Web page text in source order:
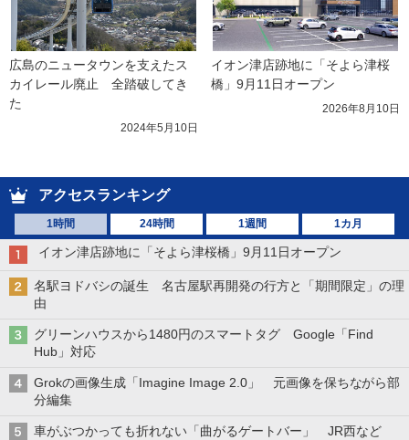
広島のニュータウンを支えたス
カイレール廃止　全踏破してき
た
2024年5月10日
イオン津店跡地に「そよら津桜
橋」9月11日オープン
2026年8月10日
アクセスランキング
1時間 24時間 1週間 1カ月
イオン津店跡地に「そよら津桜橋」9月11日オープン
名駅ヨドバシの誕生 名古屋駅再開発の行方と「期間限定」の理
由
グリーンハウスから1480円のスマートタグ Google「Find
Hub」対応
Grokの画像生成「Imagine Image 2.0」 元画像を保ちながら部
分編集
車がぶつかっても折れない「曲がるゲートバー」 JR西など